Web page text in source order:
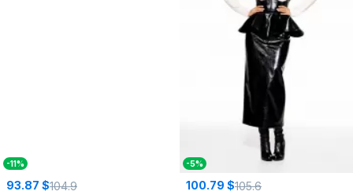
-11%
93.87 $104.9
-5%
100.79 $105.6